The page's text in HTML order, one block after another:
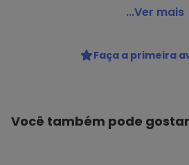
Hiatto Confecção - Camiseta
Código do produto: 8222869
Modelagem: Slim
Decote Frente : Redondo
Fornecedor: RRP COMERCIO DE
...Ver mais
Faça a primeira
Você também pode gostar